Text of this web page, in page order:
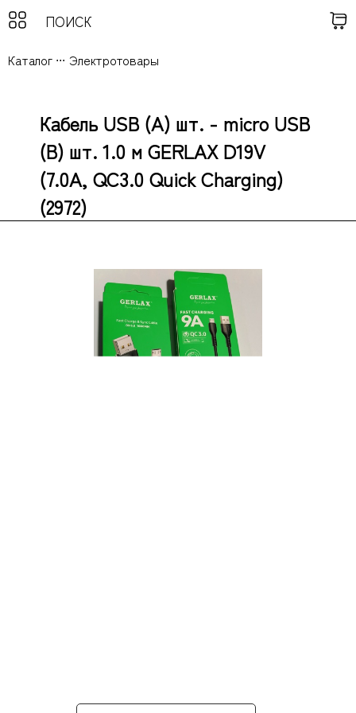
Каталог ... Электротовары
Кабель USB (А) шт. - micro USB
(B) шт. 1.0 м GERLAX D19V
(7.0А, QC3.0 Quick Charging)
(2972)